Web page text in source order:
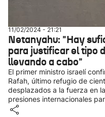
11/02/2024 - 21:21
Netanyahu: "Hay
para justificar el tipo
llevando a cabo"
El primer ministro israelí
Rafah, último refugio de
desplazados a la fuerza en
presiones internacionales